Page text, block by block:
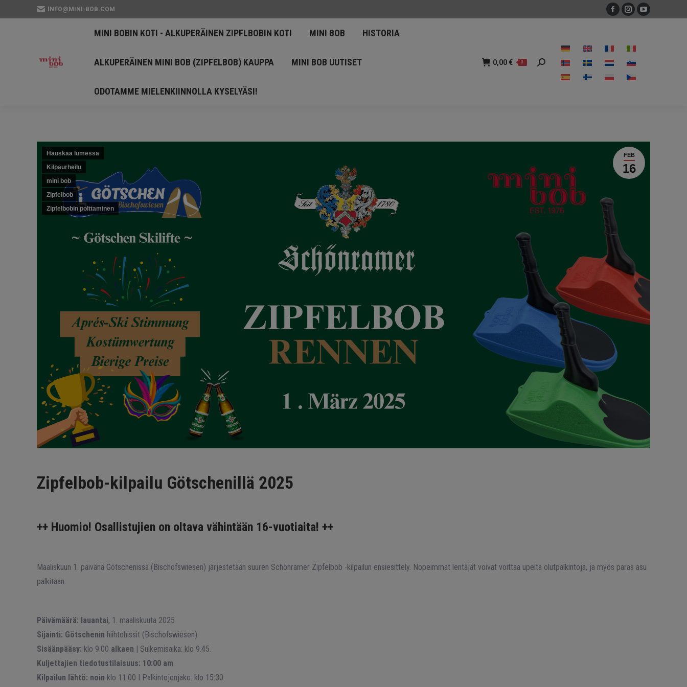
INFO@MINI-BOB.COM
Facebook
uuteen
ikkunaan
Instagram
uuteen
ikkunaan
YouTube
MINI BOBIN KOTI - ALKUPERÄINEN ZIPFLBOBIN KOTI MINI BOB HISTORIA
ALKUPERÄINEN MINI BOB (ZIPFELBOB) KAUPPA MINI BOB UUTISET
ODOTAMME MIELENKIINNOLLA KYSELYÄSI!
0,00 € 0 Search:
FEB
16
Hauskaa lumessa
Kilpaurheilu
mini bob
Zipfelbob
Zipfelbobin polttaminen
Zipfelbob-kilpailu Götschenillä 2025
++ Huomio! Osallistujien on oltava vähintään 16-vuotiaita! ++
Maaliskuun 1. päivänä Götschenissä (Bischofswiesen) järjestetään suuren Schönramer Zipfelbob -kilpailun ensiesittely. Nopeimmat lentäjät voivat voittaa upeita olutpalkintoja, ja myös paras asu
palkitaan.
Päivämäärä: lauantai, 1. maaliskuuta 2025
Sijainti: Götschenin hiihtohissit (Bischofswiesen)
Sisäänpääsy: klo 9.00 alkaen | Sulkemisaika: klo 9.45.
Kuljettajien tiedotustilaisuus: 10:00 am
Kilpailun lähtö: noin klo 11:00 I Palkintojenjako: klo 15:30.
Search: